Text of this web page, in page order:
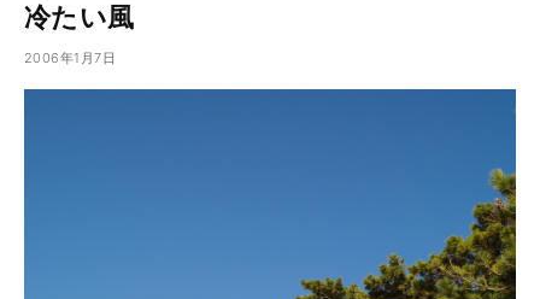
冷たい風
2006年1月7日